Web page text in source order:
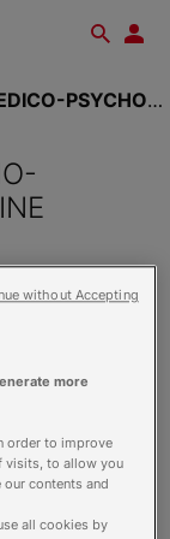
PEDAGOGIQUE TONY LAINE
more
order to improve
visits, to allow you
contents and
all cookies by
without Accepting